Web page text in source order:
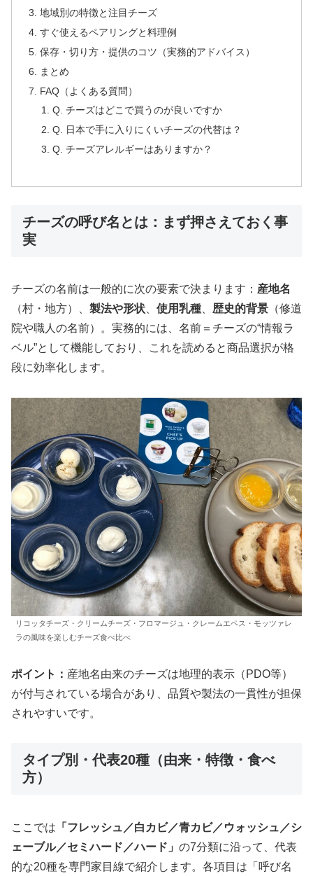
地域別の特徴と注目チーズ
すぐ使えるペアリングと料理例
保存・切り方・提供のコツ（実務的アドバイス）
まとめ
FAQ（よくある質問）
Q. チーズはどこで買うのが良いですか
Q. 日本で手に入りにくいチーズの代替は？
Q. チーズアレルギーはありますか？
チーズの呼び名とは：まず押さえておく事
実
チーズの名前は一般的に次の要素で決まります： 産地名
（村・地方）、 製法や形状 使用乳種 歴史的背景 （修道
院や職人の名前）。実務的には、名前＝チーズの“情報ラ
ベル”として機能しており、これを読めると商品選択が格
段に効率化します。
リコッタチーズ・クリームチーズ・フロマージュ・クレームエペス・モッツァレ
ラの風味を楽しむチーズ食べ比べ
ポイント： 産地名由来のチーズは地理的表示（PDO等）
が付与されている場合があり、品質や製法の一貫性が担保
されやすいです。
タイプ別・代表20種（由来・特徴・食べ
方）
ここでは 「フレッシュ／白カビ／青カビ／ウォッシュ／シ
ェーブル／セミハード／ハード」 の7分類に沿って、代表
的な20種を専門家目線で紹介します。各項目は「呼び名